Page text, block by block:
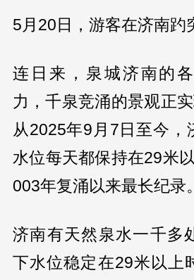
5月20日，游客在济南趵
连日来，泉城济南的
力，千泉竞涌的景观正实
从2025年9月7日至今，
水位每天都保持在29米
003年复涌以来最长纪录。
济南有天然泉水一千多
下水位稳定在29米以上